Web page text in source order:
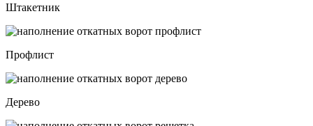
Штакетник
Профлист
Дерево